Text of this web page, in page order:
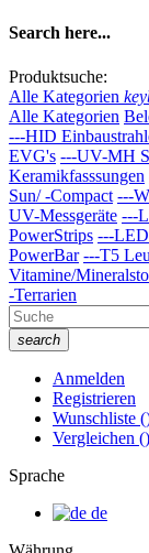
Search here...
Produktsuche:
Alle Kategorien
Alle Kategorien
---HID
EVG's ---UV-MH
Keramikfasssungen
Sun/ -Compact ---
UV-Messgeräte ---
PowerStrips ---
PowerBar ---T5
Vitamine/
-Terrarien
search
Anmelden
Registrieren
Wunschliste (
Vergleichen ()
Sprache
de